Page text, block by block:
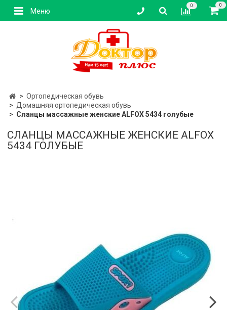
Меню
0 0
Ортопедическая обувь
Домашняя ортопедическая обувь
Сланцы массажные женские ALFOX 5434 голубые
СЛАНЦЫ МАССАЖНЫЕ ЖЕНСКИЕ ALFOX
5434 ГОЛУБЫЕ